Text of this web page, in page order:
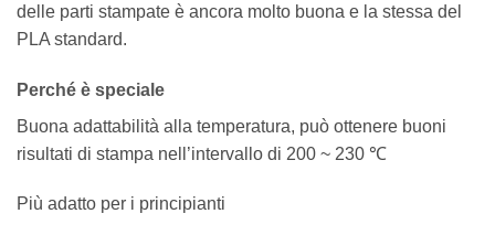
delle parti stampate è ancora molto buona e la stessa del
PLA standard.
Perché è speciale
Buona adattabilità alla temperatura, può ottenere buoni
risultati di stampa nell’intervallo di 200 ~ 230 ℃
Più adatto per i principianti